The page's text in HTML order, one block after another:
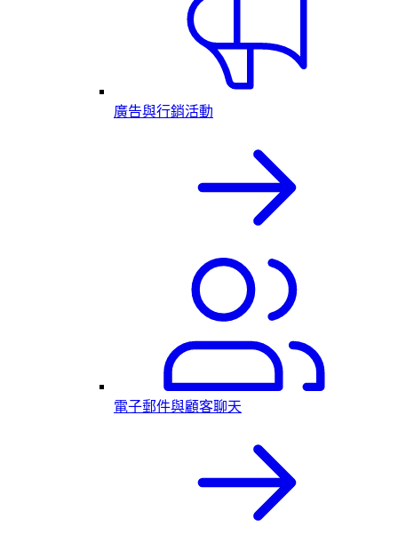
廣告與行銷活動
電子郵件與顧客聊天